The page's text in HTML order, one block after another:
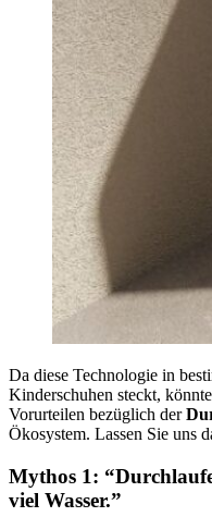
Da diese Technologie in
Kinderschuhen steckt,
Vorurteilen bezüglich der
Ökosystem. Lassen Sie uns
Mythos 1:
viel Wasser.”